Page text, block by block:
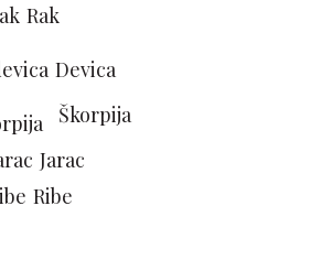
Rak
Devica
Škorpija
Jarac
Ribe